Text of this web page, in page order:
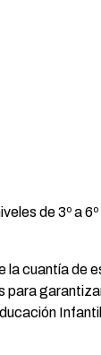
de 3º a
cuantía